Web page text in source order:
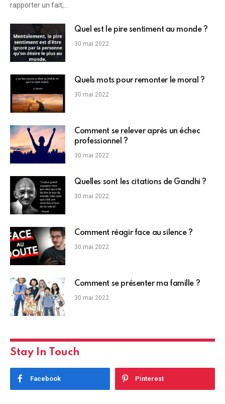
rapporter un fait,…
Quel est le pire sentiment au monde ?
30 mai 2022
Quels mots pour remonter le moral ?
30 mai 2022
Comment se relever après un échec
professionnel ?
30 mai 2022
Quelles sont les citations de Gandhi ?
30 mai 2022
Comment réagir face au silence ?
30 mai 2022
Comment se présenter ma famille ?
30 mai 2022
Stay In Touch
Facebook Pinterest